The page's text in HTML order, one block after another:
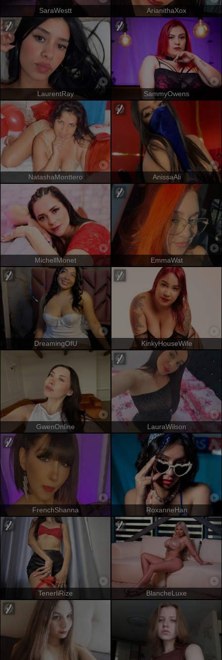
SaraWestt ArianithaXox
LaurentRay SammyOwens
NatashaMonttero AnissaAli
MichellMonet EmmaWat
DreamingOfU KinkyHouseWife
GwenOnline LauraWilson
FrenchShanna RoxanneHan
TenerliRize BlancheLuxe